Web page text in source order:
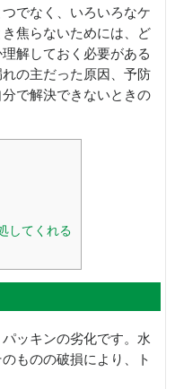
でなく、いろいろなケ
焦らないためには、ど
解しておく必要がある
の主だった原因、予防
で解決できないときの
してくれる
ッキンの劣化です。水
ものの破損により、ト